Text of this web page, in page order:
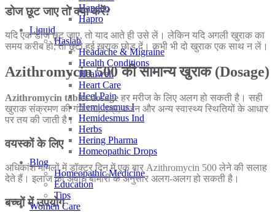
Hapdco
Hapro
Liquid
Haslab
Headache & Migraine
Health Conditions
Healwell
Heart Care
Heel Pain
Hemidesmus I
Hemidesmus Ind
Herbs
Hering Pharma
Homeopathic Drops
Blog
Homeopathic Medicine
Education
Tips
Women Care
डोज छूट जाए तो क्या करें?
यदि एक डोज छूट जाए, तो याद आते ही उसे लें। लेकिन यदि अगली खुराक का
समय करीब हो, तो छूटी हुई खुराक छोड़ दें। कभी भी दो खुराक एक साथ न लें।
Azithromycin 500 की सामान्य खुराक (Dosage)
Azithromycin tablet dosage हर मरीज के लिए अलग हो सकती है। सही
खुराक संक्रमण की गंभीरता, उम्र, वजन और अन्य स्वास्थ्य स्थितियों के आधार
पर तय की जाती है।
वयस्कों के लिए
अधिकांश मामलों में डॉक्टर दिन में एक बार Azithromycin 500 लेने की सलाह
देते हैं। इलाज की अवधि बीमारी के अनुसार अलग-अलग हो सकती है।
बच्चों में उपयोग